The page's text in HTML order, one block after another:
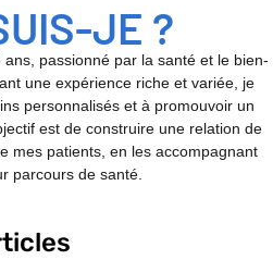
JE ?
passionné par la santé et le bien-
une expérience riche et variée, je
personnalisés et à promouvoir un
est de construire une relation de
mes patients, en les accompagnant
parcours de santé.